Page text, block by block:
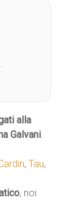
alla
Galvani.
, Tau,
, noi